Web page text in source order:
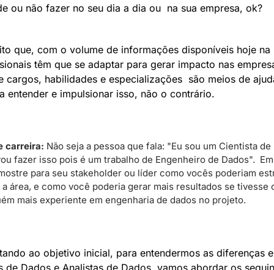
ou não fazer no seu dia a dia ou  na sua empresa, ok?
que, com o volume de informações disponíveis hoje na
têm que se adaptar para gerar impacto nas
cargos, habilidades e especializações  são meios de
entender e impulsionar isso, não o contrário.
carreira: Não seja a pessoa que fala: "Eu sou um Cientista de
fazer isso pois é um trabalho de Engenheiro de Dados".
para seu stakeholder ou líder como vocês poderiam
área, e como você poderia gerar mais resultados se tivesse
mais experiente em engenharia de dados no projeto.
ao objetivo inicial, para entendermos as diferenças
de Dados e Analistas de Dados, vamos abordar os